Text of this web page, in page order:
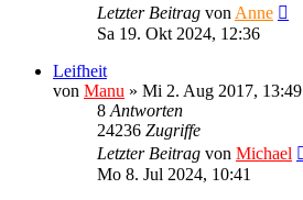
Letzter Beitrag von Anne
Sa 19. Okt 2024, 12:36
Leifheit
von Manu » Mi 2. Aug 2017, 13:49
8 Antworten
24236 Zugriffe
Letzter Beitrag von Michael
Mo 8. Jul 2024, 10:41